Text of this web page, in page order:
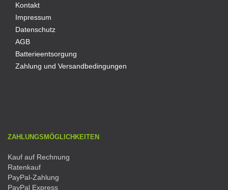
Kontakt
Impressum
Datenschutz
AGB
Batterieentsorgung
Zahlung und Versandbedingungen
ZAHLUNGSMÖGLICHKEITEN
Kauf auf Rechnung
Ratenkauf
PayPal-Zahlung
PayPal Express